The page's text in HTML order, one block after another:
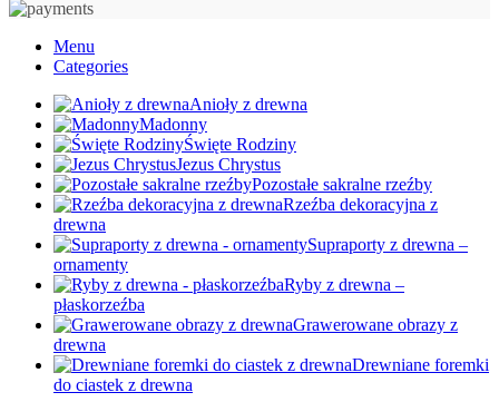
Menu
Categories
Anioły z drewna
Madonny
Święte Rodziny
Jezus Chrystus
Pozostałe sakralne rzeźby
Rzeźba dekoracyjna z
drewna
Supraporty z drewna –
ornamenty
Ryby z drewna –
płaskorzeźba
Grawerowane obrazy z
drewna
Drewniane foremki
do ciastek z drewna